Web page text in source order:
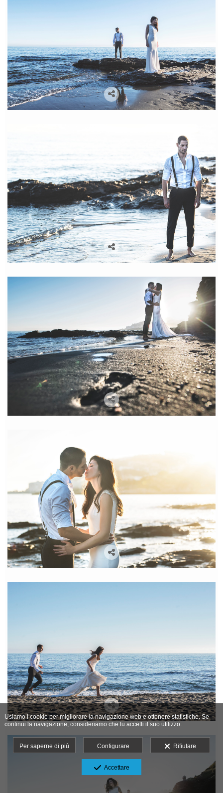
Usiamo i cookie per migliorare la navigazione web e ottenere statistiche. Se
continui la navigazione, consideriamo che tu accetti il suo utilizzo.
Per saperne di più Configurare Rifiutare
Accettare